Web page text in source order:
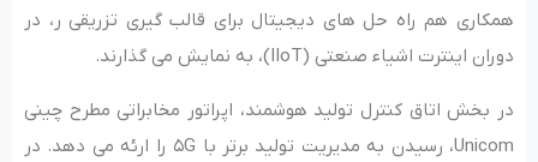
همکاری هم راه حل های دیجیتال برای قالب گیری تزریقی ر، در
دوران اینترت اشیاء صنعتی (IIoT)، به نمایش می گذارند.
در بخش اتاق کنترل تولید هوشمند، اپراتور مخابراتی مطرح چینی
Unicom، رسیدن به مدیریت تولید برتر با ۵G را ارئه می دهد. در